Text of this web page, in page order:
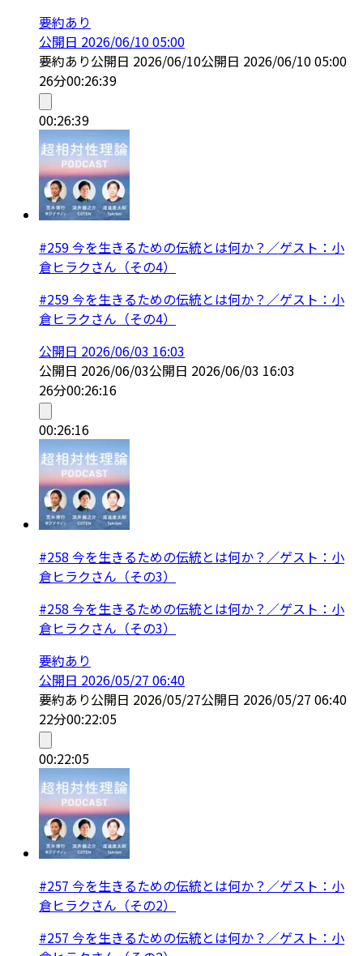
要約あり
公開日 2026/06/10 05:00
要約あり公開日 2026/06/10公開日 2026/06/10 05:00
26分00:26:39
00:26:39
#259 今を生きるための伝統とは何か？／ゲスト：小
倉ヒラクさん（その4）
#259 今を生きるための伝統とは何か？／ゲスト：小
倉ヒラクさん（その4）
公開日 2026/06/03 16:03
公開日 2026/06/03公開日 2026/06/03 16:03
26分00:26:16
00:26:16
#258 今を生きるための伝統とは何か？／ゲスト：小
倉ヒラクさん（その3）
#258 今を生きるための伝統とは何か？／ゲスト：小
倉ヒラクさん（その3）
要約あり
公開日 2026/05/27 06:40
要約あり公開日 2026/05/27公開日 2026/05/27 06:40
22分00:22:05
00:22:05
#257 今を生きるための伝統とは何か？／ゲスト：小
倉ヒラクさん（その2）
#257 今を生きるための伝統とは何か？／ゲスト：小